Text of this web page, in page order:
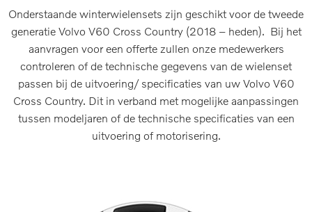
Onderstaande winterwielensets zijn geschikt voor de tweede
generatie Volvo V60 Cross Country (2018 – heden). Bij het
aanvragen voor een offerte zullen onze medewerkers
controleren of de technische gegevens van de wielenset
passen bij de uitvoering/ specificaties van uw Volvo V60
Cross Country. Dit in verband met mogelijke aanpassingen
tussen modeljaren of de technische specificaties van een
uitvoering of motorisering.